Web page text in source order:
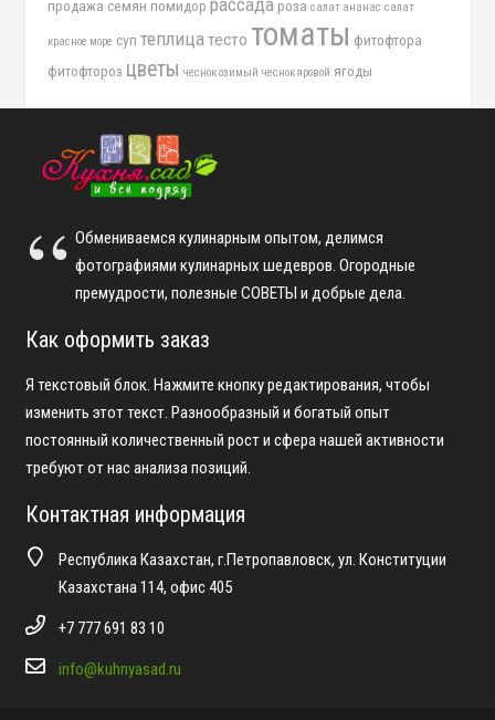
продажа семян помидор
роза салат ананас салат
красное море суп теплица тесто томаты фитофтора
фитофтороз цветы чеснок озимый чеснок яровой ягоды
Обмениваемся кулинарным опытом, делимся
фотографиями кулинарных шедевров. Огородные
премудрости, полезные СОВЕТЫ и добрые дела.
Как оформить заказ
Я текстовый блок. Нажмите кнопку редактирования, чтобы
изменить этот текст. Разнообразный и богатый опыт
постоянный количественный рост и сфера нашей активности
требуют от нас анализа позиций.
Контактная информация
Республика Казахстан, г.Петропавловск, ул. Конституции
Казахстана 114, офис 405
+7 777 691 83 10
info@kuhnyasad.ru